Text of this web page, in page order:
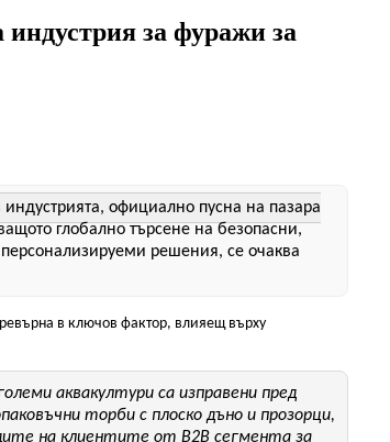
индустрия за фуражи за
официално пусна на пазара
глобално търсене на безопасни,
решения, се очаква
в ключов фактор, влияещ върху
аквакултури са изправени пред
торби с плоско дъно и прозорци,
на клиентите от B2B сегмента за